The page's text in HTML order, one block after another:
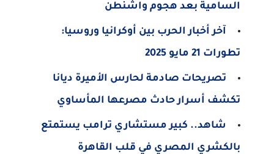
السامية بعد هجوم واشنطن
آخر أخبار الحرب بين أوكرانيا وروسيا:
تطورات 21 مايو 2025
تصريحات صادمة لحارس الأميرة ديانا
تكشف أسرار حادث مصرعها المأساوي
شاهد.. كبير مستشاري ترامب يستمتع
بالكشري المصري في قلب القاهرة